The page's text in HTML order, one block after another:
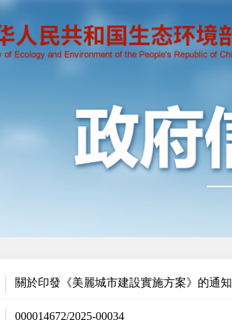
關於印發《美麗城市建設實施方案》的通知
000014672/2025-00034